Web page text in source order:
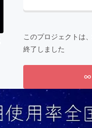
このプロジェクトは、
終了しました